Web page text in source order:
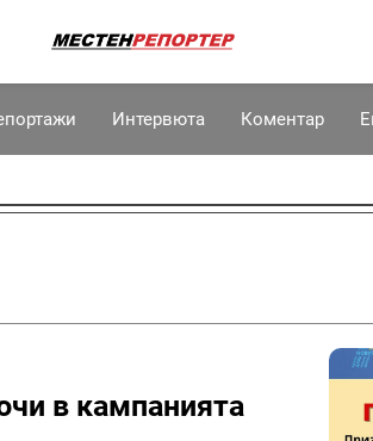
Интервюта Коментар
в кампанията